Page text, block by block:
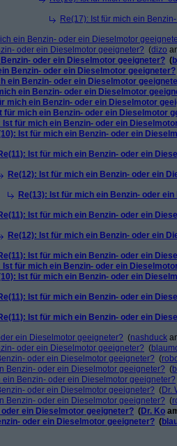
Re(17): Ist für mich ein
ein Benzin- oder ein Dieselmotor
oder ein Dieselmotor geeigneter? (dizo
oder ein Dieselmotor geeigneter? (
Benzin- oder ein Dieselmotor geeigneter?
ein Benzin- oder ein Dieselmotor
ein Benzin- oder ein Dieselmotor
mich ein Benzin- oder ein Dieselmotor
für mich ein Benzin- oder ein Dieselmotor
Ist für mich ein Benzin- oder ein
Ist für mich ein Benzin- oder ein
Ist für mich ein Benzin- oder ein
Re(12): Ist für mich ein Benzin- oder ein
Re(13): Ist für mich ein Benzin- oder
Ist für mich ein Benzin- oder ein
Re(12): Ist für mich ein Benzin- oder ein
Ist für mich ein Benzin- oder ein
Ist für mich ein Benzin- oder ein
Ist für mich ein Benzin- oder ein
Ist für mich ein Benzin- oder ein
Ist für mich ein Benzin- oder ein
ein Dieselmotor geeigneter? (nashduck
oder ein Dieselmotor geeigneter? (
oder ein Dieselmotor geeigneter? (
Benzin- oder ein Dieselmotor geeigneter? (
ein Benzin- oder ein Dieselmotor geeigneter?
oder ein Dieselmotor geeigneter? (Dr.
Benzin- oder ein Dieselmotor geeigneter? (
ein Dieselmotor geeigneter? (Dr. Ko
oder ein Dieselmotor geeigneter? (